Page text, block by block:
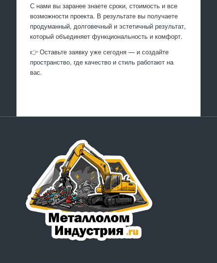
С нами вы заранее знаете сроки, стоимость и все
возможности проекта. В результате вы получаете
продуманный, долговечный и эстетичный результат,
который объединяет функциональность и комфорт.
👉 Оставьте заявку уже сегодня — и создайте
пространство, где качество и стиль работают на
вас.